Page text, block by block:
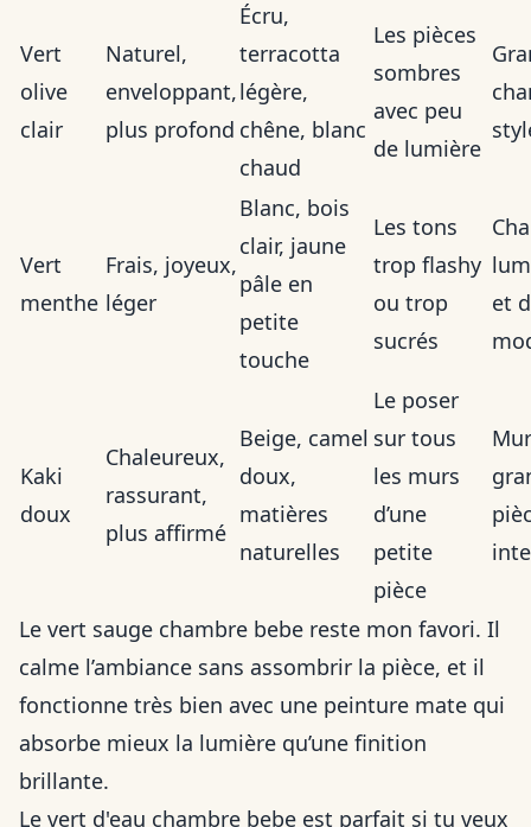
Vert
olive
clair
Naturel,
enveloppant,
plus profond
Écru,
terracotta
légère,
chêne, blanc
chaud
Les pièces
sombres
avec peu
de lumière
Vert
menthe
Frais, joyeux,
léger
Blanc, bois
clair, jaune
pâle en
petite
touche
Les tons
trop flashy
ou trop
sucrés
et
Kaki
doux
Chaleureux,
rassurant,
plus affirmé
Beige, camel
doux,
matières
naturelles
Le poser
sur tous
les murs
d’une
petite
pièce
Le vert sauge chambre bebe reste mon favori. Il
calme l’ambiance sans assombrir la pièce, et il
fonctionne très bien avec une peinture mate qui
absorbe mieux la lumière qu’une finition
brillante.
Le vert d'eau chambre bebe est parfait si tu veux